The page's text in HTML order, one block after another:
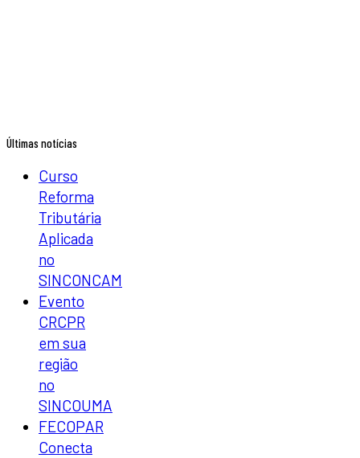
Últimas notícias
Curso
Reforma
Tributária
Aplicada
no
SINCONCAM
Evento
CRCPR
em sua
região
no
SINCOUMA
FECOPAR
Conecta